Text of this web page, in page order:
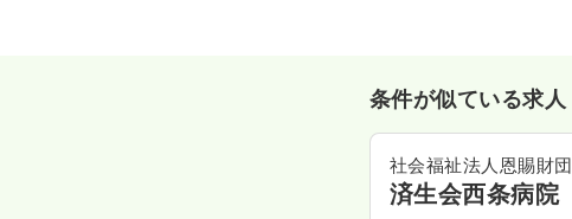
条件が似ている求人
社会福祉法人恩賜財団
済生会西条病院